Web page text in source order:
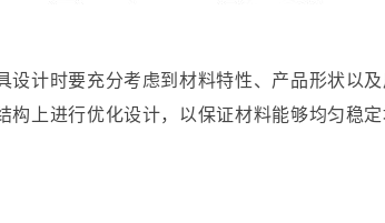
设计时要充分考虑到材料特性、产品形状以
构上进行优化设计，以保证材料能够均匀稳